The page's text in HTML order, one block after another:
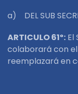
a) DEL SUB
ARTICULO 61º: El
colaborará con
reemplazará en